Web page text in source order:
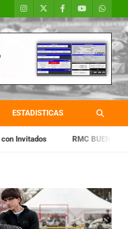
ESTADISTICAS
BUENOS AIRES: Cerró una